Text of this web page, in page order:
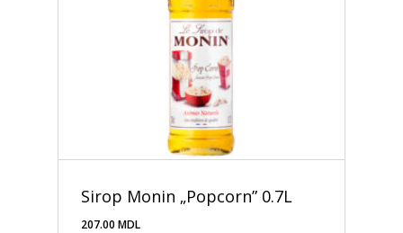
Sirop Monin „Popcorn” 0.7L
207.00 MDL